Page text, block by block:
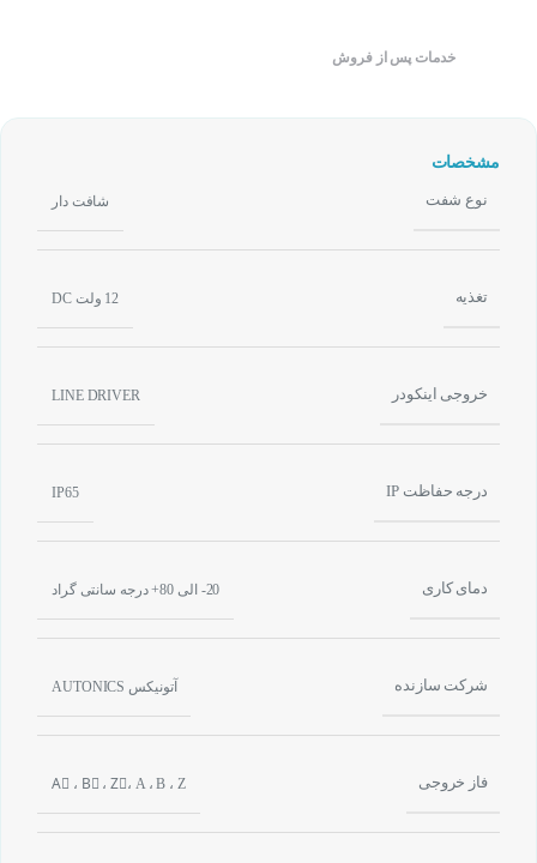
خدمات پس از فروش
مشخصات
نوع شفت شافت دار
تغذیه 12 ولت DC
خروجی اینکودر LINE DRIVER
درجه حفاظت IP IP65
دمای کاری 20- الی 80+ درجه سانتی گراد
شرکت سازنده آتونیکس AUTONICS
فاز خروجی Aُ ، Bُ ، Zُ، A ، B ، Z